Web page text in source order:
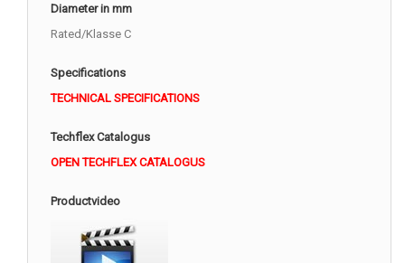
Diameter in mm
Rated/Klasse C
Specifications
TECHNICAL SPECIFICATIONS
Techflex Catalogus
OPEN TECHFLEX CATALOGUS
Productvideo